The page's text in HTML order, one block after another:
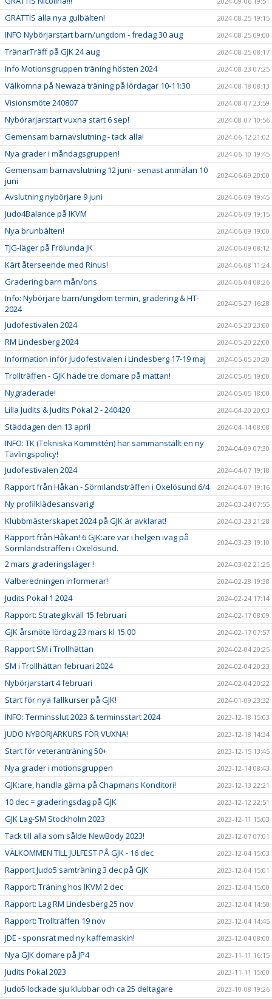
GRATTIS alla nya gulbälten! 2024-08-25 19:15
INFO Nybörjarstart barn/ungdom - fredag 30 aug 2024-08-25 09:00
TränarTräff på GJK 24 aug 2024-08-25 08:17
Info Motionsgruppen träning hösten 2024 2024-08-23 07:25
Välkomna på Newaza träning på lördagar 10-11:30 2024-08-18 08:13
Visionsmöte 240807 2024-08-07 23:59
Nybörarjarstart vuxna start 6 sep! 2024-08-07 10:56
Gemensam barnavslutning - tack alla! 2024-06-12 21:02
Nya grader i måndagsgruppen! 2024-06-10 19:45
Gemensam barnavslutning 12 juni - senast anmälan 10
juni
2024-06-09 20:00
Avslutning nybörjare 9 juni 2024-06-09 19:45
Judo4Balance på IKVM 2024-06-09 19:15
Nya brunbälten! 2024-06-09 19:00
TJG-läger på Frölunda JK 2024-06-09 08:12
Kärt återseende med Rinus! 2024-06-08 11:24
Gradering barn mån/ons 2024-06-04 08:26
Info: Nybörjare barn/ungdom termin, gradering & HT-
2024
2024-05-27 16:28
Judofestivalen 2024 2024-05-20 23:00
RM Lindesberg 2024 2024-05-20 22:00
Information inför Judofestivalen i Lindesberg 17-19 maj 2024-05-05 20:20
Trollträffen - GJK hade tre domare på mattan! 2024-05-05 19:00
Nygraderade! 2024-05-05 18:00
Lilla Judits & Judits Pokal 2 - 240420 2024-04-20 20:03
Städdagen den 13 april 2024-04-14 08:08
INFO: TK (Tekniska Kommittén) har sammanställt en ny
Tävlingspolicy!
2024-04-09 07:30
Judofestivalen 2024 2024-04-07 19:18
Rapport från Håkan - Sörmlandsträffen i Oxelösund 6/4 2024-04-07 19:16
Ny profilklädesansvarig! 2024-03-24 07:55
Klubbmästerskapet 2024 på GJK är avklarat! 2024-03-23 21:28
Rapport från Håkan! 6 GJK:are var i helgen iväg på
Sörmlandsträffen i Oxelösund.
2024-03-23 19:10
2 mars graderingsläger ! 2024-03-02 21:25
Valberedningen informerar! 2024-02-28 19:38
Judits Pokal 1 2024 2024-02-24 17:14
Rapport: Strategikväll 15 februari 2024-02-17 08:09
GJK årsmöte lördag 23 mars kl 15.00 2024-02-17 07:57
Rapport SM i Trollhättan 2024-02-04 20:25
SM i Trollhättan februari 2024 2024-02-04 20:23
Nybörjarstart 4 februari 2024-02-04 20:22
Start för nya fallkurser på GJK! 2024-01-09 23:32
INFO: Terminsslut 2023 & terminsstart 2024 2023-12-18 15:03
JUDO NYBÖRJARKURS FÖR VUXNA! 2023-12-18 14:34
Start för veteranträning 50+ 2023-12-15 13:45
Nya grader i motionsgruppen 2023-12-14 08:43
GJK:are, handla gärna på Chapmans Konditori! 2023-12-13 22:21
10 dec = graderingsdag på GJK 2023-12-12 22:51
GJK Lag-SM Stockholm 2023 2023-12-11 15:03
Tack till alla som sålde NewBody 2023! 2023-12-07 07:01
VÄLKOMMEN TILL JULFEST PÅ GJK - 16 dec 2023-12-04 15:03
Rapport Judo5 samträning 3 dec på GJK 2023-12-04 15:01
Rapport: Träning hos IKVM 2 dec 2023-12-04 15:00
Rapport: Lag RM Lindesberg 25 nov 2023-12-04 14:50
Rapport: Trollträffen 19 nov 2023-12-04 14:45
JDE - sponsrat med ny kaffemaskin! 2023-12-04 08:00
Nya GJK domare på JP4 2023-11-11 16:15
Judits Pokal 2023 2023-11-11 15:00
Judo5 lockade sju klubbar och ca 25 deltagare 2023-10-08 19:26